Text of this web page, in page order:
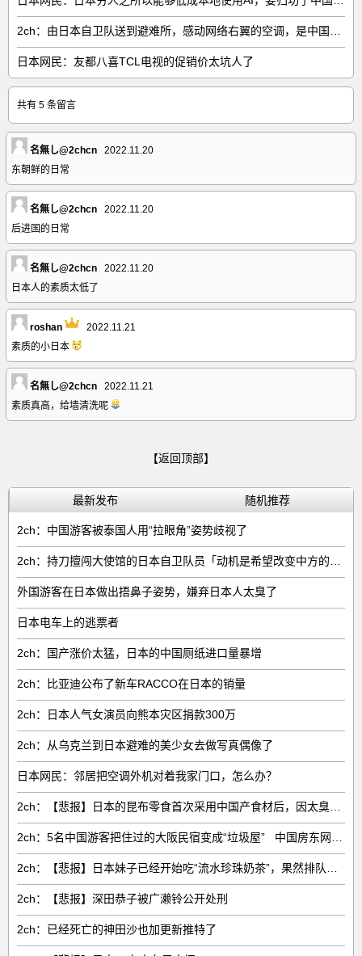
日本网民：友都八喜TCL电视的促销价太坑人了
共有 5 条留言
名無し@2chcn
2022.11.20
东朝鲜的日常
名無し@2chcn
2022.11.20
后进国的日常
名無し@2chcn
2022.11.20
日本人的素质太低了
roshan
2022.11.21
素质的小日本
名無し@2chcn
2022.11.21
素质真高，给墙清洗呢
【返回顶部】
最新发布 随机推荐
2ch：中国游客被泰国人用“拉眼角”姿势歧视了
外国游客在日本做出捂鼻子姿势，嫌弃日本人太臭了
日本电车上的逃票者
2ch：国产涨价太猛，日本的中国厕纸进口量暴增
2ch：比亚迪公布了新车RACCO在日本的销量
2ch：日本人气女演员向熊本灾区捐款300万
2ch：从乌克兰到日本避难的美少女去做写真偶像了
日本网民：邻居把空调外机对着我家门口，怎么办？
2ch：【悲报】深田恭子被广濑铃公开处刑
2ch：已经死亡的神田沙也加更新推特了